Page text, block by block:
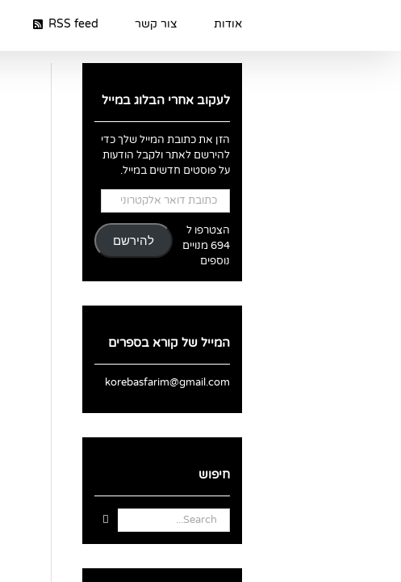
אודות צור קשר RSS feed
לעקוב אחרי הבלוג במייל
הזן את כתובת המייל שלך כדי
להירשם לאתר ולקבל הודעות
על פוסטים חדשים במייל.
כתובת
דואר
אלקטרוני
להירשם
הצטרפו ל
694 מנויים
נוספים
המייל של קורא בספרים
korebasfarim@gmail.com
חיפוש
Search
for: